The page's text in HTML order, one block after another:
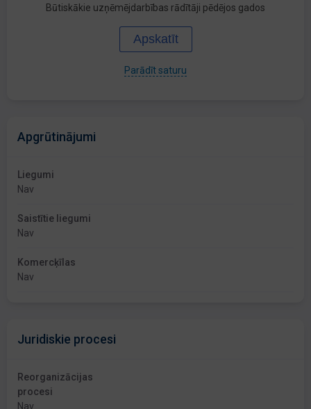
Būtiskākie uzņēmējdarbības rādītāji pēdējos gados
Apskatīt
Parādīt saturu
Apgrūtinājumi
Liegumi
Nav
Saistītie liegumi
Nav
Komercķīlas
Nav
Juridiskie procesi
Reorganizācijas
procesi
Nav